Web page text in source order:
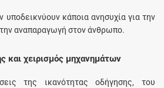
κάποια ανησυχία για την
αναπαραγωγή στον άνθρωπο.
και χειρισμός μηχανημάτων
της ικανότητας οδήγησης, του